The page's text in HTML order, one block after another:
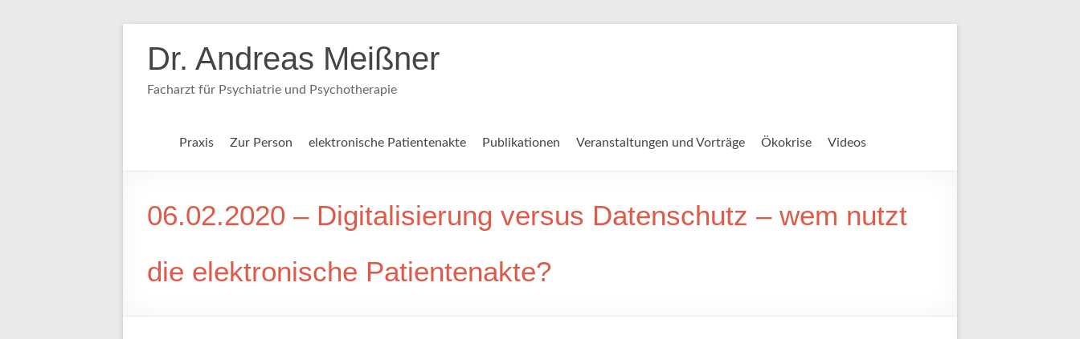
Dr. Andreas Meißner
Facharzt für Psychiatrie und Psychotherapie
Praxis Zur Person elektronische Patientenakte Publikationen Veranstaltungen und Vorträge Ökokrise Videos
06.02.2020 – Digitalisierung versus Datenschutz – wem nutzt
die elektronische Patientenakte?